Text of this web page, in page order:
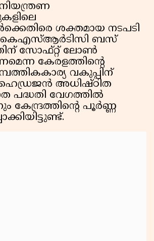
ശക്തമായ നടപടി
കെഎസ്ആർടിസി ബസ്
സോഫ്റ്റ് ലോൺ
കേരളത്തിൻ്റെ
വകുപ്പിന്
അധിഷ്ഠിത
വേഗത്തിൽ
കേന്ദ്രത്തിൻ്റെ പൂർണ്ണ